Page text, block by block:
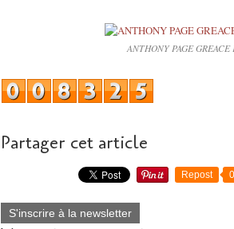
ANTHONY PAGE
Partager cet article
Repost 0
S'inscrire à la newsletter